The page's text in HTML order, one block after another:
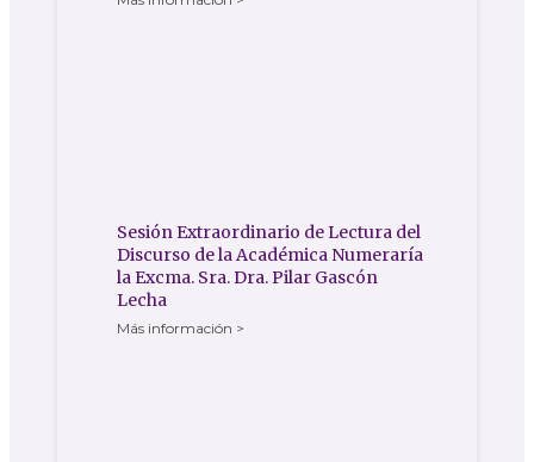
Sesión Extraordinario de Lectura del
Discurso de la Académica Numeraría
la Excma. Sra. Dra. Pilar Gascón
Lecha
Más información >